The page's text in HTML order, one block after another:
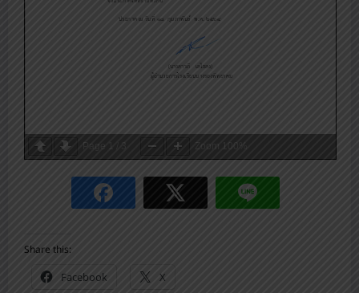
Page 1 3 Zoom 100%
Share this:
Facebook
X